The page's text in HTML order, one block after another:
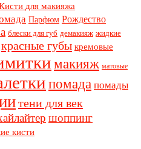
для макияжа
Парфюм Рождество
блески для губ демакияж жидкие
красные губы кремовые
макияж матовые
помада помады
тени для век
шоппинг
кисти